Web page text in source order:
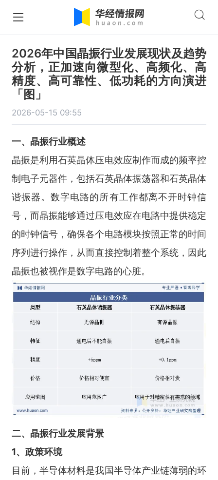
2026年中国晶振行业发展现状及趋势
分析，正加速向微型化、高频化、高
精度、高可靠性、低功耗的方向演进
「图」
2026-05-15 09:55
一、 晶振行业概述
晶振是利用石英晶体压电效应制作而成的频率控
制电子元器件，包括石英晶体振荡器和石英晶体
谐振器。数字电路的所有工作都离不开时钟信
号，而晶振能够通过压电效应在电路中提供稳定
的时钟信号，确保各个电路模块按照正常的时间
序列进行操作，从而直接控制着整个系统，因此
晶振也被视作是数字电路的心脏。
二、 晶振行业发展背景
1、政策环境
目前，半导体材料是我国半导体产业链薄弱的环